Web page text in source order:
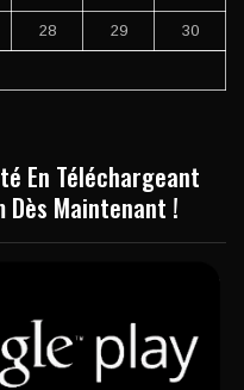
28 29 30
En Téléchargeant
Dès Maintenant !